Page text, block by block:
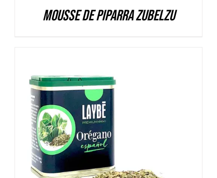
Mousse de Piparra Zubelzu
DETALLES